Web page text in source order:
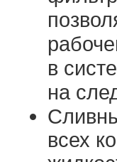
в
на
всех